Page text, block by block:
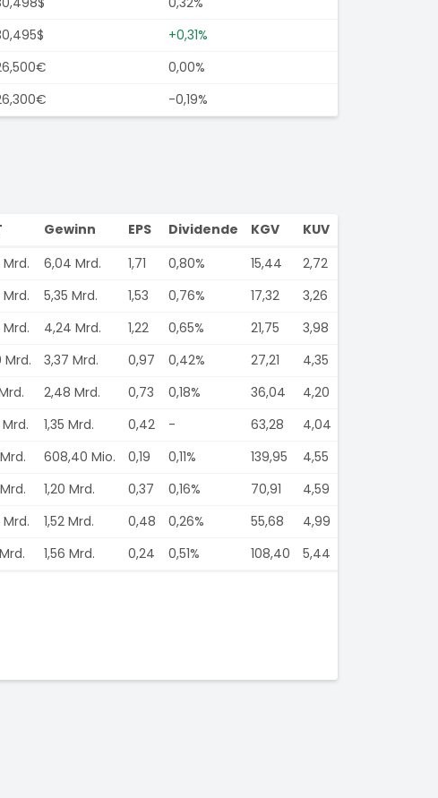
+0,31%
0,00%
-0,19%
Gewinn EPS Dividende KGV
KUV
6,04 Mrd. 1,71 0,80% 15,44
2,72
5,35 Mrd. 1,53 0,76% 17,32
3,26
4,24 Mrd. 1,22 0,65% 21,75
3,98
Mrd. 3,37 Mrd. 0,97 0,42% 27,21
4,35
2,48 Mrd. 0,73 0,18% 36,04
4,20
1,35 Mrd. 0,42 - 63,28
4,04
608,40 Mio. 0,19 0,11% 139,95
4,55
1,20 Mrd. 0,37 0,16% 70,91
4,59
1,52 Mrd. 0,48 0,26% 55,68
4,99
1,56 Mrd. 0,24 0,51% 108,40
5,44